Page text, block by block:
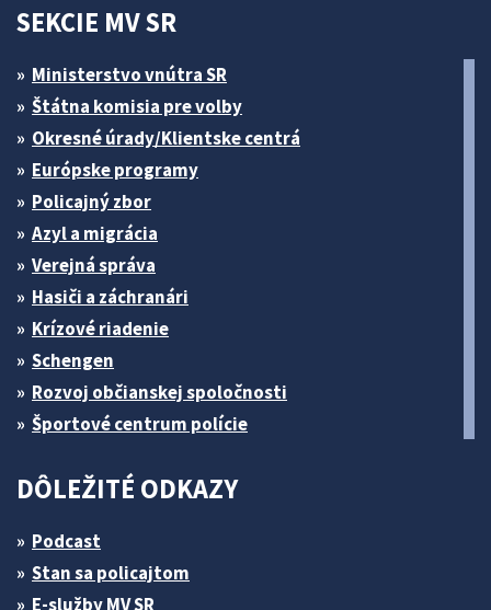
SEKCIE MV SR
Ministerstvo vnútra SR
Štátna komisia pre volby
Okresné úrady/Klientske centrá
Európske programy
Policajný zbor
Azyl a migrácia
Verejná správa
Hasiči a záchranári
Krízové riadenie
Schengen
Rozvoj občianskej spoločnosti
Športové centrum polície
DÔLEŽITÉ ODKAZY
Podcast
Stan sa policajtom
E-služby MV SR